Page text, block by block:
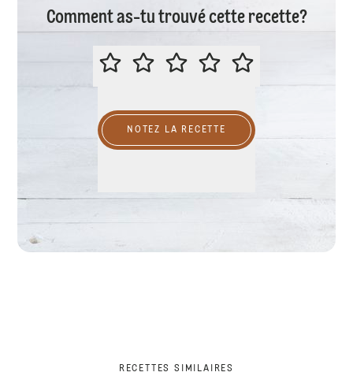
Comment as-tu trouvé cette recette?
ÉVALUER CETTE RECETTE
NOTEZ LA RECETTE
RECETTES SIMILAIRES